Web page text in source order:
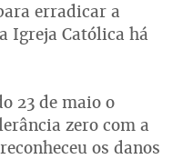
erradicar a
Igreja Católica há
23 de maio o
zero com a
os danos